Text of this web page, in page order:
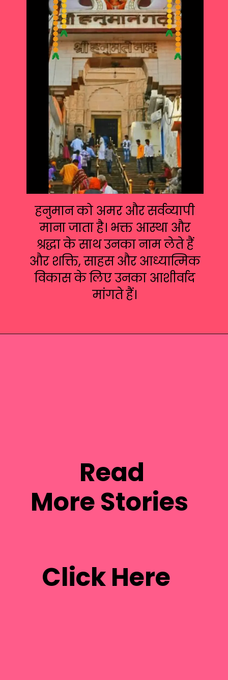
हनुमान को अमर और सर्वव्यापी
माना जाता है। भक्त आस्था और
श्रद्धा के साथ उनका नाम लेते हैं
और शक्ति, साहस और आध्यात्मिक
विकास के लिए उनका आशीर्वाद
मांगते हैं।
Read
More Stories
Click Here